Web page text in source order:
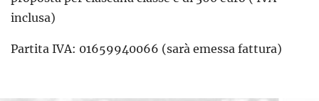
inclusa)
Partita IVA: 01659940066 (sarà emessa fattura)